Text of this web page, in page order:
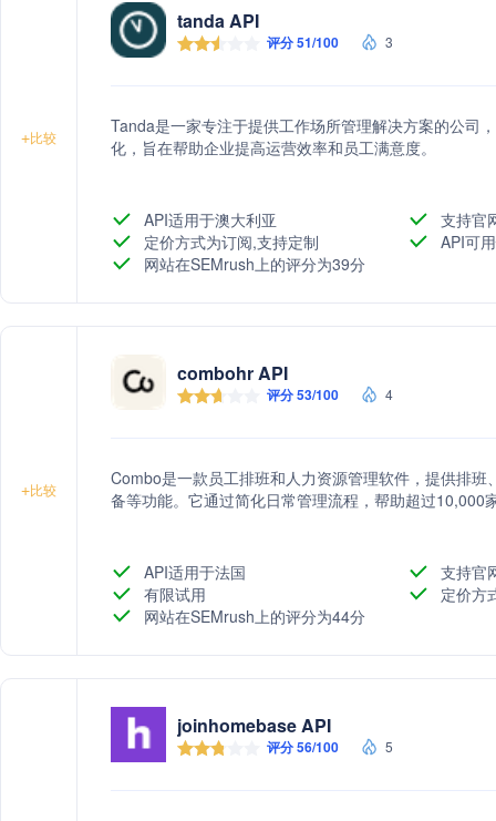
+比较
tanda API
评分 51/100 3
Tanda是一家专注于提供工作场所管理解决方案的公司
化，旨在帮助企业提高运营效率和员工满意度。
API适用于澳大利亚
支持官
定价方式为订阅,支持定制
API可
网站在SEMrush上的评分为39分
+比较
combohr API
评分 53/100 4
Combo是一款员工排班和人力资源管理软件，提供排
备等功能。它通过简化日常管理流程，帮助超过10,000
API适用于法国
支持官
有限试用
定价方
网站在SEMrush上的评分为44分
joinhomebase API
评分 56/100 5